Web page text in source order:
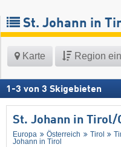
St. Johann in
Karte Region
1 -3 von 3 Skigebieten
St. Johann in
Europa Österreich Tirol
Johann in Tirol